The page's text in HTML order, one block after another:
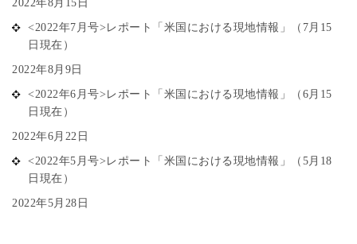
2022年8月15日
<2022年7月号>レポート「米国における現地情報」（7月15
日現在）
2022年8月9日
<2022年6月号>レポート「米国における現地情報」（6月15
日現在）
2022年6月22日
<2022年5月号>レポート「米国における現地情報」（5月18
日現在）
2022年5月28日